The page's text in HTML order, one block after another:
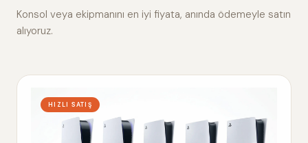
Alım
Konsol veya ekipmanını en iyi fiyata, anında ödemeyle satın
alıyoruz.
HIZLI SATIŞ